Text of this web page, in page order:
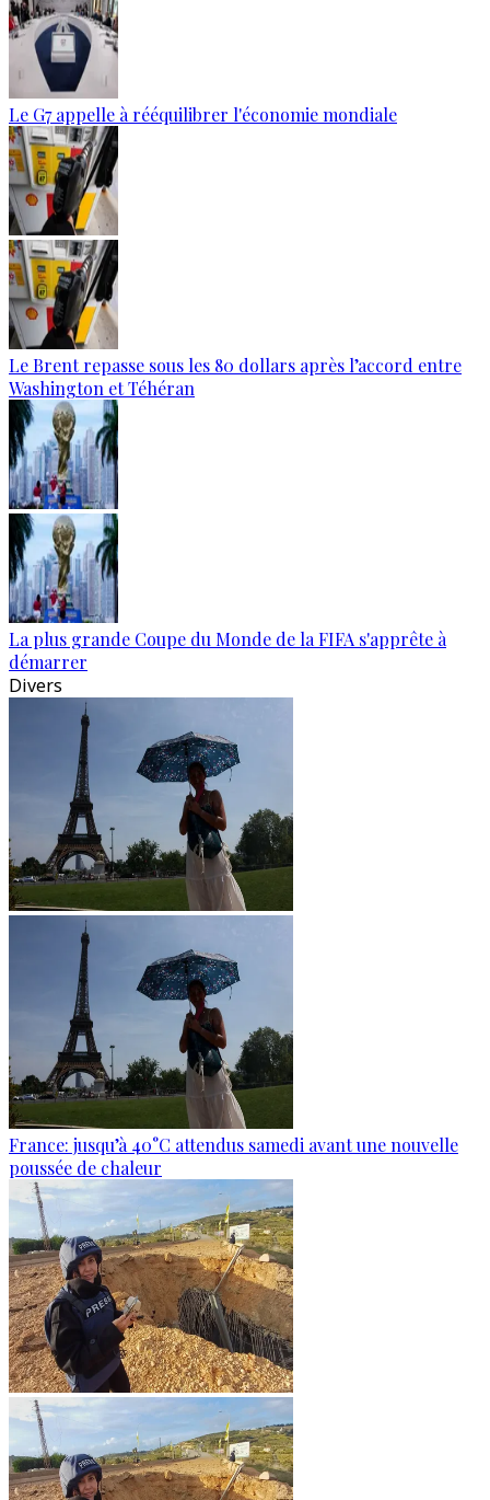
Le G7 appelle à rééquilibrer l'économie mondiale
Le Brent repasse sous les 80 dollars après l’accord entre
Washington et Téhéran
La plus grande Coupe du Monde de la FIFA s'apprête à
démarrer
Divers
France: jusqu’à 40°C attendus samedi avant une nouvelle
poussée de chaleur